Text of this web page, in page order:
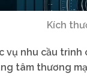
Kích
nhu cầu
tâm thương